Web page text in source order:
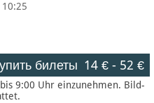
билеты 14 €- 52 €
9:00 Uhr einzunehmen. Bild-